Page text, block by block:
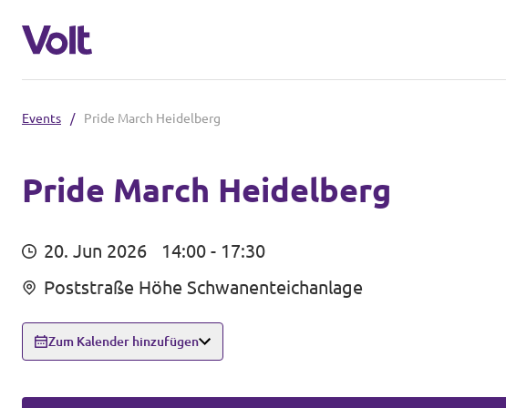
Volt in Baden-Württemberg
Lokale Teams
Volt in Deutschland
Website
Volt in deinem Bundesland
Menschen
Events / Pride March Heidelberg
Pride March Heidelberg
20. Jun 2026
14:00 - 17:30
Poststraße Höhe Schwanenteichanlage
Zum Kalender hinzufügen